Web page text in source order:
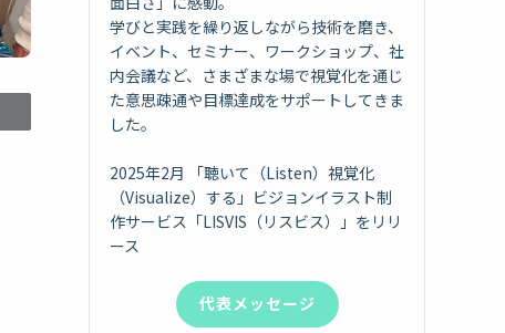
学びと実践を繰り返しながら技術を磨き、
イベント、セミナー、ワークショップ、社
内会議など、さまざまな場で視覚化を通じ
た意思疎通や目標達成をサポートしてきま
した。
2025年2月 「聴いて（Listen）視覚化
（Visualize）する」ビジョンイラスト制
作サービス「LISVIS（リスビス）」をリリ
ース
代表メッセージ